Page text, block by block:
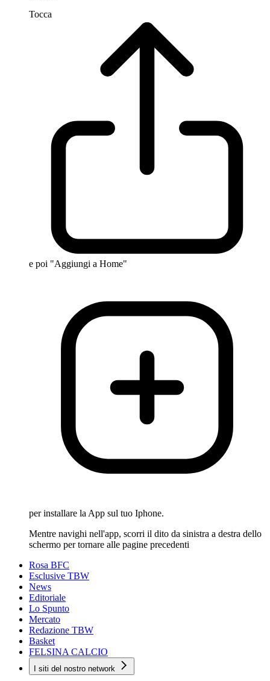
Tocca
e poi "Aggiungi a Home"
per installare la App sul tuo Iphone.
Mentre navighi nell'app, scorri il dito da sinistra a destra dello
schermo per tornare alle pagine precedenti
Rosa BFC
Esclusive TBW
News
Editoriale
Lo Spunto
Mercato
Redazione TBW
Basket
FELSINA CALCIO
I siti del nostro network